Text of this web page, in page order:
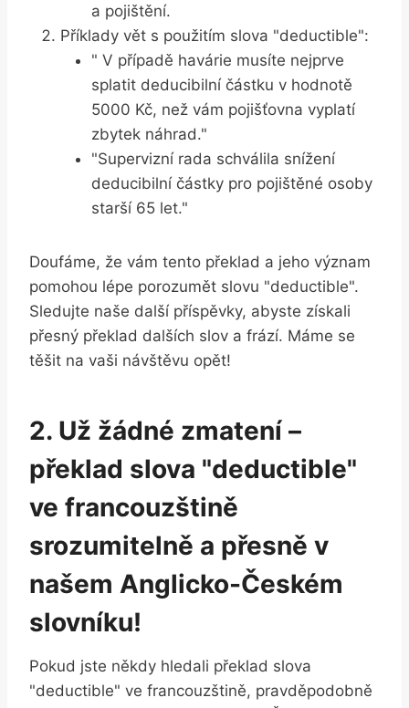
a pojištění.
Příklady vět s použitím slova "deductible":
" V případě havárie musíte nejprve
splatit deducibilní částku v hodnotě
5000 Kč, než vám pojišťovna vyplatí
zbytek náhrad."
"Supervizní rada schválila snížení
deducibilní částky pro pojištěné osoby
starší 65 let."
Doufáme, že vám tento překlad a jeho význam
pomohou lépe porozumět slovu "deductible".
Sledujte naše další příspěvky, abyste získali
přesný překlad dalších slov a frází. Máme se
těšit na vaši návštěvu opět!
2. Už žádné zmatení –
překlad slova "deductible"
ve francouzštině
srozumitelně a přesně v
našem Anglicko-Českém
slovníku!
Pokud jste někdy hledali překlad slova
"deductible" ve francouzštině, pravděpodobně